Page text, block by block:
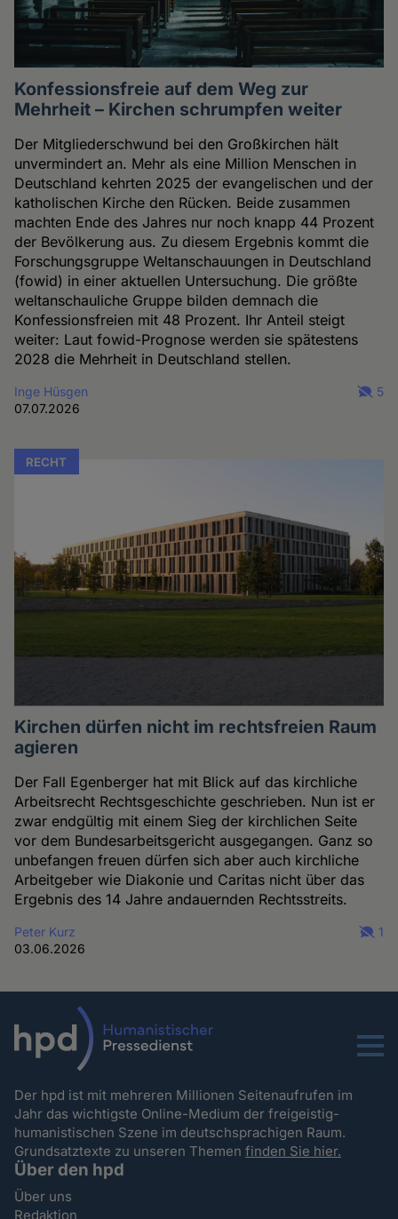
Konfessionsfreie auf dem Weg zur
Mehrheit – Kirchen schrumpfen weiter
Der Mitgliederschwund bei den Großkirchen hält
unvermindert an. Mehr als eine Million Menschen in
Deutschland kehrten 2025 der evangelischen und der
katholischen Kirche den Rücken. Beide zusammen
machten Ende des Jahres nur noch knapp 44 Prozent
der Bevölkerung aus. Zu diesem Ergebnis kommt die
Forschungsgruppe Weltanschauungen in Deutschland
(fowid) in einer aktuellen Untersuchung. Die größte
weltanschauliche Gruppe bilden demnach die
Konfessionsfreien mit 48 Prozent. Ihr Anteil steigt
weiter: Laut fowid-Prognose werden sie spätestens
2028 die Mehrheit in Deutschland stellen.
Inge Hüsgen
07.07.2026
5
RECHT
Kirchen dürfen nicht im rechtsfreien Raum
agieren
Der Fall Egenberger hat mit Blick auf das kirchliche
Arbeitsrecht Rechtsgeschichte geschrieben. Nun ist er
zwar endgültig mit einem Sieg der kirchlichen Seite
vor dem Bundesarbeitsgericht ausgegangen. Ganz so
unbefangen freuen dürfen sich aber auch kirchliche
Arbeitgeber wie Diakonie und Caritas nicht über das
Ergebnis des 14 Jahre andauernden Rechtsstreits.
Peter Kurz
03.06.2026
1
Menu
Der hpd ist mit mehreren Millionen Seitenaufrufen im
Jahr das wichtigste Online-Medium der freigeistig-
humanistischen Szene im deutschsprachigen Raum.
Grundsatztexte zu unseren Themenfinden Sie hier.
Über den hpd
Über uns
Redaktion